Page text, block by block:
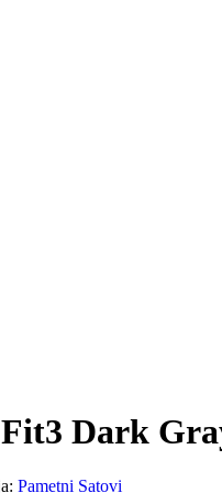
Dark
Pametni Satovi